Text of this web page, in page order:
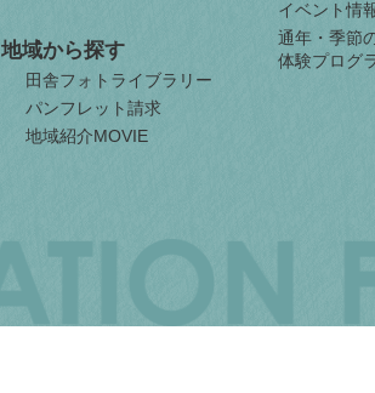
地域から探す
田舎フォトライブラリー
パンフレット請求
地域紹介MOVIE
イベント情
通年・季節
体験プログ